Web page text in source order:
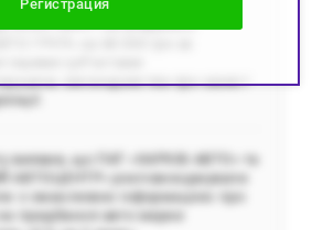
Регистрация
АМКУ оштрафувало
законодавства про захист
виявив, що ПАТ «ХАРКІВ-АВТО» та
АВТОЦЕНТР» розповсюджували
з оманливою інформацією про
придбання авто марки